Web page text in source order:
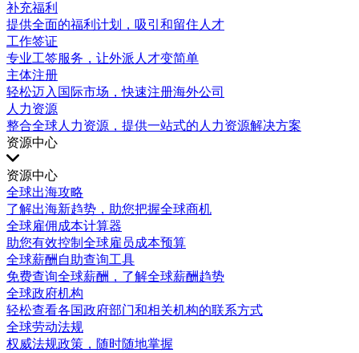
补充福利
提供全面的福利计划，吸引和留住人才
工作签证
专业工签服务，让外派人才变简单
主体注册
轻松迈入国际市场，快速注册海外公司
人力资源
整合全球人力资源，提供一站式的人力资源解决方案
资源中心
资源中心
全球出海攻略
了解出海新趋势，助您把握全球商机
全球雇佣成本计算器
助您有效控制全球雇员成本预算
全球薪酬自助查询工具
免费查询全球薪酬，了解全球薪酬趋势
全球政府机构
轻松查看各国政府部门和相关机构的联系方式
全球劳动法规
权威法规政策，随时随地掌握